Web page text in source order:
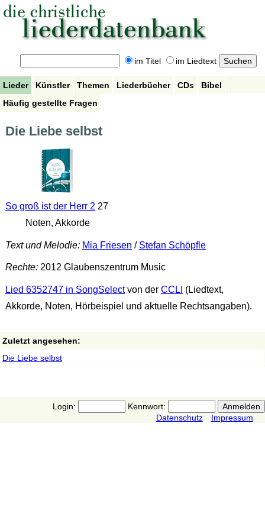
im Titel im Liedtext
Lieder Künstler Themen Liederbücher CDs
Bibel
Häufig gestellte Fragen
Die Liebe selbst
So groß ist der Herr 2 27
Noten, Akkorde
Text und Melodie: Mia Friesen / Stefan Schöpfle
Rechte:2012 Glaubenszentrum Music
Lied 6352747 in SongSelectvon der CCLI (Liedtext,
Akkorde, Noten, Hörbeispiel und aktuelle Rechtsangaben).
Zuletzt angesehen:
Die Liebe selbst
Login:
Kennwort:
Datenschutz
Impressum